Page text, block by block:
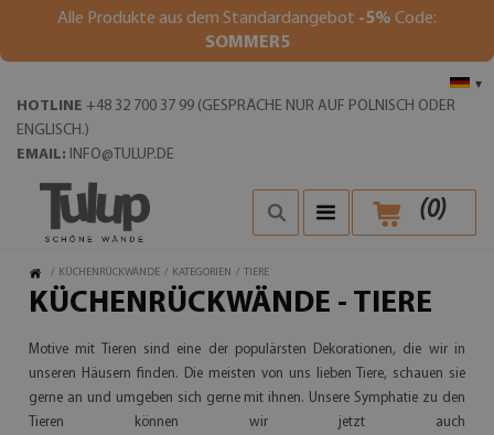
Alle Produkte aus dem Standardangebot -5% Code:
SOMMER5
▾
HOTLINE +48 32 700 37 99 (GESPRÄCHE NUR AUF POLNISCH ODER
ENGLISCH.)
EMAIL: INFO@TULUP.DE
(0)
/ KÜCHENRÜCKWÄNDE / KATEGORIEN / TIERE
KÜCHENRÜCKWÄNDE - TIERE
Motive mit Tieren sind eine der populärsten Dekorationen, die wir in
unseren Häusern finden. Die meisten von uns lieben Tiere, schauen sie
gerne an und umgeben sich gerne mit ihnen. Unsere Symphatie zu den
Tieren können wir jetzt auch